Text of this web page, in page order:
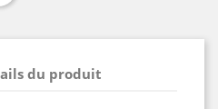
du produit